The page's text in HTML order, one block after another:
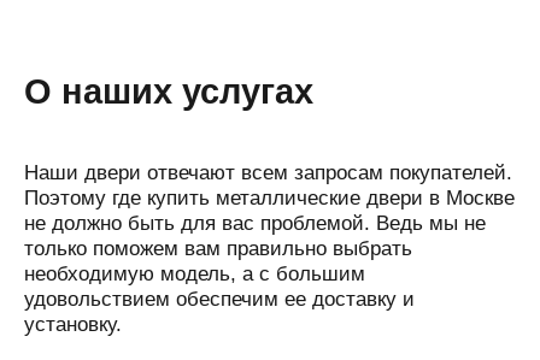
О наших услугах
Наши двери отвечают всем запросам покупателей.
Поэтому где купить металлические двери в Москве
не должно быть для вас проблемой. Ведь мы не
только поможем вам правильно выбрать
необходимую модель, а с большим
удовольствием обеспечим ее доставку и
установку.